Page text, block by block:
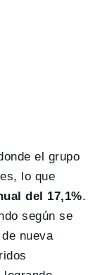
el grupo
lo que
del 17,1%.
según se
nueva